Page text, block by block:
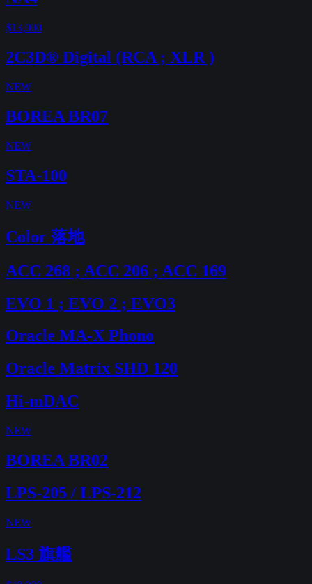
$13,000
2C3D® Digital (RCA ; XLR )
NEW
BOREA BR07
NEW
STA-100
NEW
Color 落地
ACC 268 ; ACC 206 ; ACC 169
EVO 1 ; EVO 2 ; EVO3
Oracle MA-X Phono
Oracle Matrix SHD 120
Hi-mDAC
NEW
BOREA BR02
LPS-205 / LPS-212
NEW
LS3 旗艦